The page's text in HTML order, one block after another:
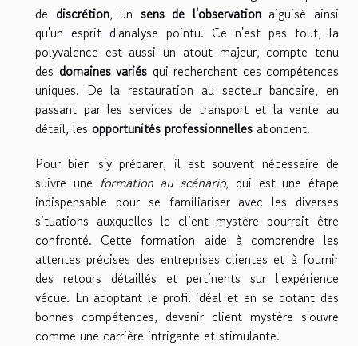
de discrétion, un sens de l'observationaiguisé ainsi
qu'un esprit d'analyse pointu. Ce n'est pas tout, la
polyvalence est aussi un atout majeur, compte tenu
des domaines variés qui recherchent ces compétences
uniques. De la restauration au secteur bancaire, en
passant par les services de transport et la vente au
détail, les opportunités professionnelles abondent.
Pour bien s'y préparer, il est souvent nécessaire de
suivre une formation au scénario, qui est une étape
indispensable pour se familiariser avec les diverses
situations auxquelles le client mystère pourrait être
confronté. Cette formation aide à comprendre les
attentes précises des entreprises clientes et à fournir
des retours détaillés et pertinents sur l'expérience
vécue. En adoptant le profil idéal et en se dotant des
bonnes compétences, devenir client mystère s'ouvre
comme une carrière intrigante et stimulante.